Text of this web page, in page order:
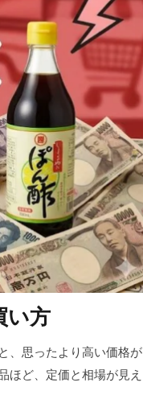
い方
、思ったより高い価格が
ほど、定価と相場が見え